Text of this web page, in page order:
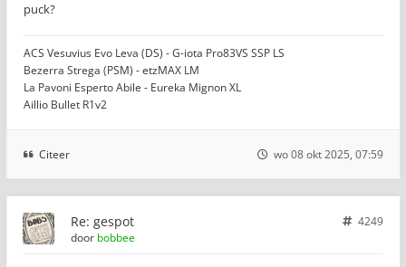
puck?
ACS Vesuvius Evo Leva (DS) - G-iota Pro83VS SSP LS
Bezerra Strega (PSM) - etzMAX LM
La Pavoni Esperto Abile - Eureka Mignon XL
Aillio Bullet R1v2
Citeer wo 08 okt 2025, 07:59
Re: gespot
4249
door bobbee